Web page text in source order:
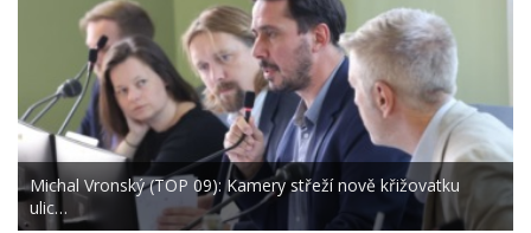
Michal Vronský (TOP 09): Kamery střeží nově křižovatku
ulic…